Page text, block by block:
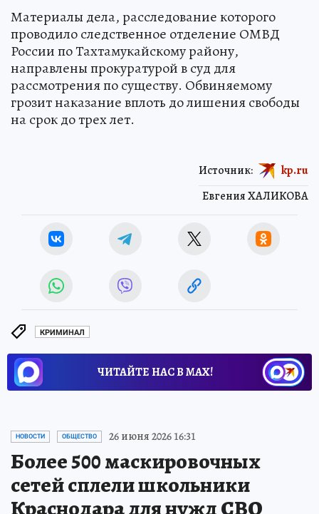
Материалы дела, расследование которого
проводило следственное отделение ОМВД
России по Тахтамукайскому району,
направлены прокуратурой в суд для
рассмотрения по существу. Обвиняемому
грозит наказание вплоть до лишения свободы
на срок до трех лет.
Евгения ХАЛИКОВА
Источник: kp.ru
КРИМИНАЛ
ЧИТАЙТЕ НАС В МАХ!
НОВОСТИ ОБЩЕСТВО 26 июня 2026 16:31
Более 500 маскировочных
сетей сплели школьники